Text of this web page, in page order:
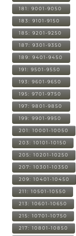
181: 9001-9050
183: 9101-9150
185: 9201-9250
187: 9301-9350
189: 9401-9450
191: 9501-9550
193: 9601-9650
195: 9701-9750
197: 9801-9850
199: 9901-9950
201: 10001-10050
203: 10101-10150
205: 10201-10250
207: 10301-10350
209: 10401-10450
211: 10501-10550
213: 10601-10650
215: 10701-10750
217: 10801-10850